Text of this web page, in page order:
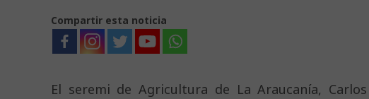
Compartir esta noticia
El seremi de Agricultura de La Araucanía,